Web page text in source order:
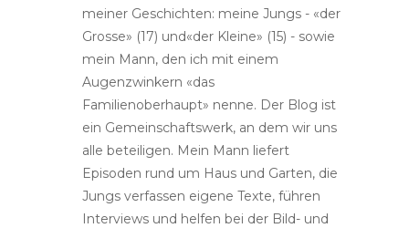
meiner Geschichten: meine Jungs - «der
Grosse» (17) und«der Kleine» (15) - sowie
mein Mann, den ich mit einem
Augenzwinkern «das
Familienoberhaupt» nenne. Der Blog ist
ein Gemeinschaftswerk, an dem wir uns
alle beteiligen. Mein Mann liefert
Episoden rund um Haus und Garten, die
Jungs verfassen eigene Texte, führen
Interviews und helfen bei der Bild- und